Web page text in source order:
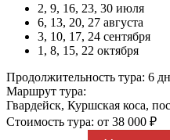
2, 9, 16, 23, 30 июля
6, 13, 20, 27 августа
3, 10, 17, 24 сентября
1, 8, 15, 22 октября
Продолжительность тура: 6
Маршрут тура:
Гвардейск, Куршская коса,
Стоимость тура: от 38 000 ₽